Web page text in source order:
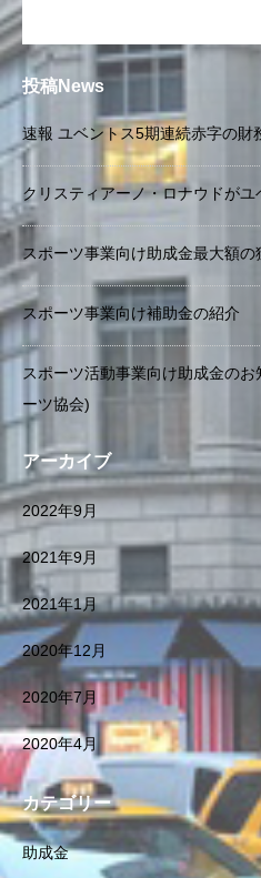
投稿News
速報 ユベントス5期連続赤字の財
クリスティアーノ・ロナウドが
スポーツ事業向け助成金最大額の
スポーツ事業向け補助金の紹介
スポーツ活動事業向け助成金の
ーツ協会)
アーカイブ
2022年9月
2021年9月
2021年1月
2020年12月
2020年7月
2020年4月
カテゴリー
助成金